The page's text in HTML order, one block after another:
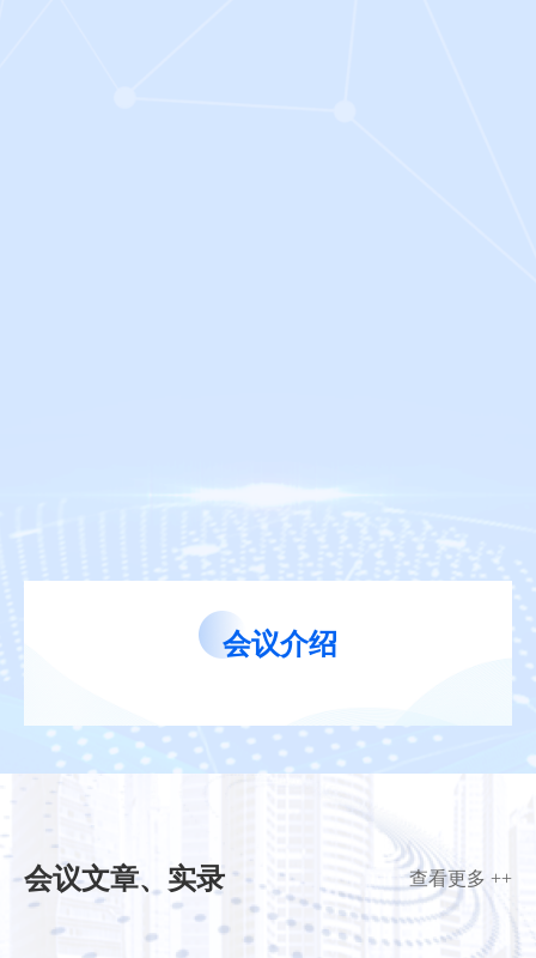
会议介绍
会议文章、实录 查看更多 ++